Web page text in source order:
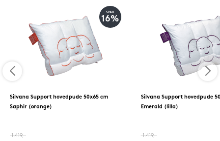
SPAR
16%
Silvana Support hovedpude 50x65 cm
Saphir (orange)
1.419,-
Silvana Support hovedpude
Emerald (lilla)
1.419,-